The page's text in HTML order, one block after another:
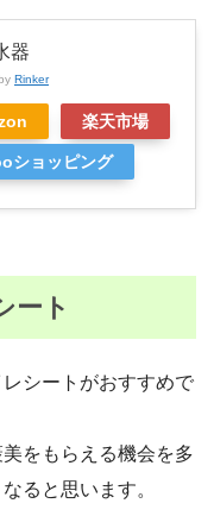
器
Rinker
楽天市場
ショッピング
ート
シートがおすすめで
をもらえる機会を多
ると思います。